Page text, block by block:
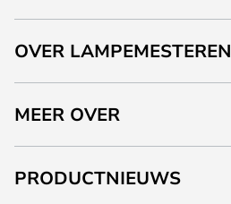
OVER LAMPEMESTEREN
MEER OVER
PRODUCTNIEUWS